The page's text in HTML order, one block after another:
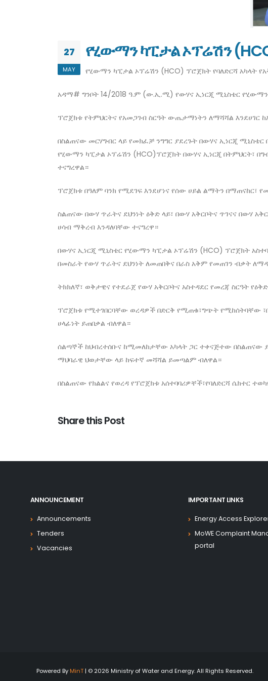
27
MAY
የሂውማን ካፒታል ኦፕሬሽን
የሂውማን ካፒታል ኦፕሬሽን (HCO) ፕሮጀክት የባለድርሻ አካላት
አዳማ# ግንቦት 14/2018 ዓ.ም (ው.ኢ.ሚ) የውሃና ኢነርጂ ሚኒስቴር
ፕሮጀክቱ የትምህርትና የአመጋገብ ስርዓት ውጤታማነትን ለማሻሻል
በስልጠናው መርሃግብር ላይ የመክፈቻ ንግግር ያደረጉት በውሃና ኢነርጂ
የሂውማን ካፒታል ኦፕሬሽን (HCO)ፕሮጀክት በውሃና ኢነርጂ በትምህርት፣
ተናግረዋል።
ፕሮጀክቱ በዓለም ባንክ የሚደገፍ እንደሆነና የሰው ሀይል ልማትን
ስልጠናው በውሃ ጥራትና ደህንነት ዕቅድ ላይ፣ በውሃ አቅርቦትና ጥገናና በውሃ
ሀሳብ ማቅረብ እንዳለባቸው ተናግረዋ።
በውሃና ኢነርጂ ሚኒስቴር የሂውማን ካፒታል ኦፕሬሽን (HCO) ፕሮጀክት
በመስራት የውሃ ጥራትና ደህንነት ለመጠበቅና በራስ አቅም የመጠገን ብቃት
ትክክለኛ፣ ወቅታዊና የተደራጀ የውሃ አቅርቦትና አስተዳደር የመረጃ ስርዓት
ፕሮጀክቱ የሚተገበርባቸው ወረዳዎች በድርቅ የሚጠቁ፣ግጭት የሚከሰትባቸው
ሀላፊነት ይጠበቃል ብለዋል።
ሰልጣኞች ከህብረተሰቡና ከሚመለከታቸው አካላት ጋር ተቀናጅተው በስልጠናው
ማህባራዊ ህወታቸው ላይ ከፍተኛ መሻሻል ይመጣልም ብለዋል።
በስልጠናው የክልልና የወረዳ የፕሮጀክቱ አሰተባባሪዎቸች፣የባለድርሻ ሴክተር
Share this Post
ANNOUNCEMENT
Announcements
Tenders
Vacancies
IMPORTANT LINKS
Energy Access
MoWE Complaint
portal
Powered By MinT| © 2026 Ministry of Water and Energy. All Rights Reserved.